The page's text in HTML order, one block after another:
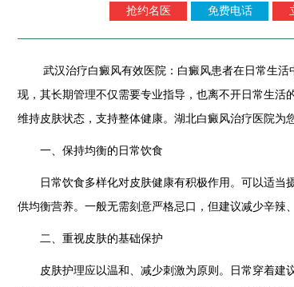
抢约名医 免费电话
武汉治疗白癜风有效医院：白癜风患者在日常生活
现，其长期管理不仅需要专业指导，也离不开日常生活
维持皮肤状态，支持整体健康。湖北白癜风治疗医院为
一、保持均衡的日常饮食
日常饮食多样化对皮肤健康有积极作用。可以适当
供均衡营养。一般无需刻意严格忌口，但建议减少辛辣
二、重视皮肤的基础保护
皮肤护理应以温和、减少刺激为原则。日常穿着建